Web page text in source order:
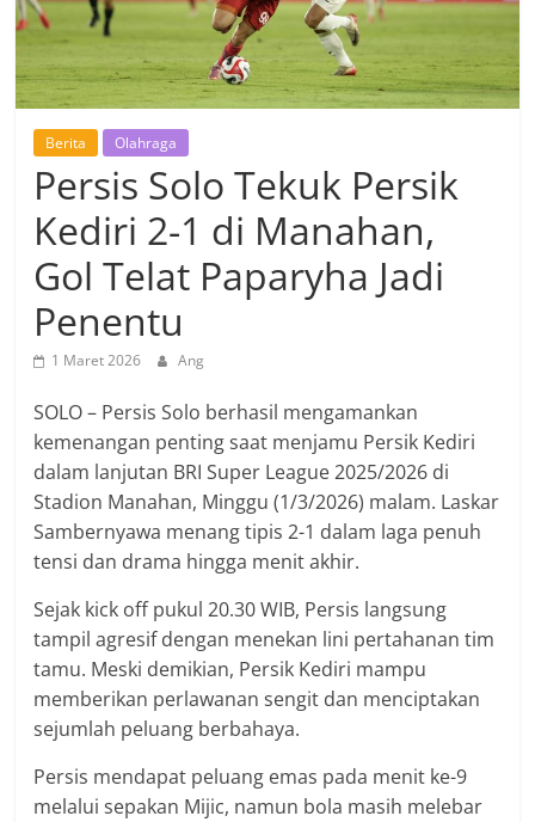
Berita Olahraga
Persis Solo Tekuk Persik
Kediri 2-1 di Manahan,
Gol Telat Paparyha Jadi
Penentu
1 Maret 2026 Ang
SOLO – Persis Solo berhasil mengamankan
kemenangan penting saat menjamu Persik Kediri
dalam lanjutan BRI Super League 2025/2026 di
Stadion Manahan, Minggu (1/3/2026) malam. Laskar
Sambernyawa menang tipis 2-1 dalam laga penuh
tensi dan drama hingga menit akhir.
Sejak kick off pukul 20.30 WIB, Persis langsung
tampil agresif dengan menekan lini pertahanan tim
tamu. Meski demikian, Persik Kediri mampu
memberikan perlawanan sengit dan menciptakan
sejumlah peluang berbahaya.
Persis mendapat peluang emas pada menit ke-9
melalui sepakan Mijic, namun bola masih melebar